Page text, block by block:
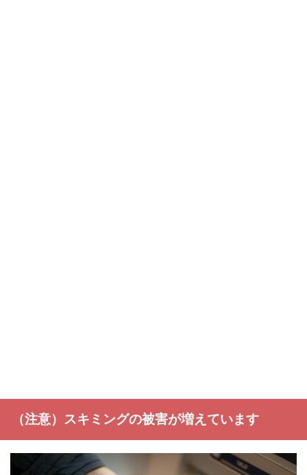
（注意）スキミングの被害が増えています